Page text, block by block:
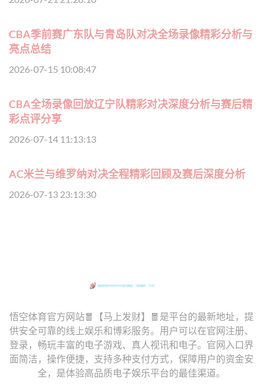
CBA季前赛广东队与青岛队对决全场录像精彩分析与
亮点总结
2026-07-15 10:08:47
CBA全场录像回放辽宁队精彩对决深度分析与赛后精
彩点评分享
2026-07-14 11:13:13
AC米兰与维罗纳对决全程精彩回顾及赛后深度分析
2026-07-13 23:13:30
悟空体育官方网站🧧【马上发财】🧧是平台的最新地址，提
供安全可靠的线上娱乐和博彩服务。用户可以在官网注册、
登录，畅玩丰富的电子游戏、真人视讯和电子。官网入口界
面简洁，操作便捷，支持多种支付方式，保障用户的资金安
全，是体验高品质电子娱乐平台的最佳渠道。